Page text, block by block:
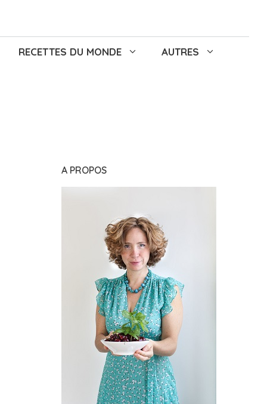
RECETTES DU MONDE AUTRES
A PROPOS